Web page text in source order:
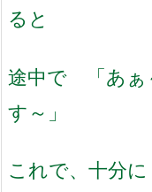
ると
途中で 「あぁ
す～」
これで、十分